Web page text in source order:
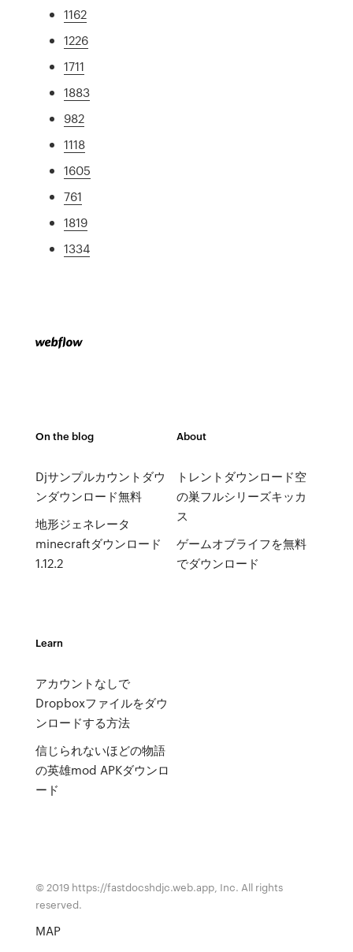
1162
1226
1711
1883
982
1118
1605
761
1819
1334
On the blog
Djサンプルカウントダウ
ンダウンロード無料
地形ジェネレータ
minecraftダウンロード
1.12.2
About
トレントダウンロード空
の巣フルシリーズキッカ
ス
ゲームオブライフを無料
でダウンロード
Learn
アカウントなしで
Dropboxファイルをダウ
ンロードする方法
信じられないほどの物語
の英雄mod APKダウンロ
ード
© 2019 https://fastdocshdjc.web.app, Inc. All rights
reserved.
MAP